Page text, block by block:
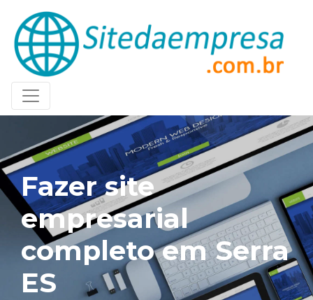
Fazer site
empresarial
completo em Serra
ES